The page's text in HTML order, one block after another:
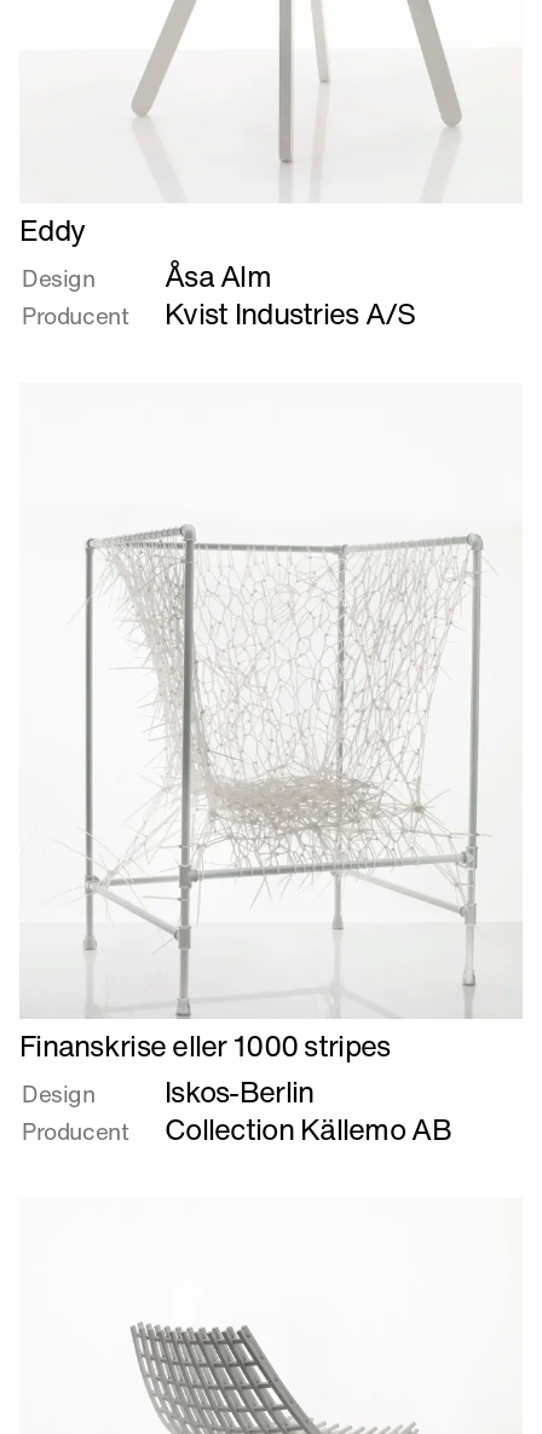
Læs
mere
om
Eddy
Eddy
Design Åsa Alm
Producent Kvist Industries A/S
Læs
mere
om
Finanskrise
eller
Finanskrise eller 1000 stripes
Design Iskos-Berlin
Producent Collection Källemo AB